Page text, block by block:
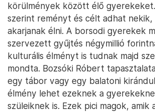
körülmények között élő
szerint reményt és célt adhat nekik,
akarjanak élni. A borsodi gyerekek
szervezett gyűjtés négymillió
kulturális élményt is tudnak majd
mondta. Bozsóki Róbert
egy tábor vagy egy balatoni
élmény lehet ezeknek a
szüleiknek is. Ezek pici magok, amik